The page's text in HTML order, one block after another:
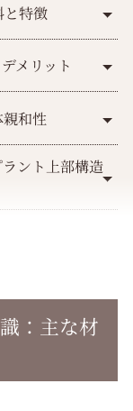
と特徴
メリット
和性
ント上部構造
現状
：主な材